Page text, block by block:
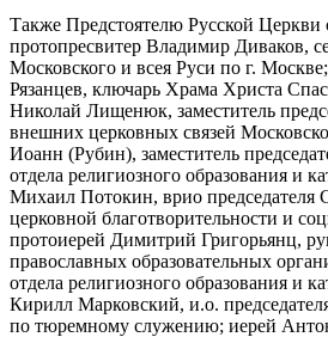
Также Предстоятелю Русской Церкви
протопресвитер Владимир Диваков,
Московского и всея Руси по г.
Рязанцев, ключарь Храма Христа
Николай Лищенюк, заместитель
внешних церковных связей
Иоанн (Рубин), заместитель
отдела религиозного образования и
Михаил Потокин, врио председателя
церковной благотворительности и
протоиерей Димитрий Григорьянц,
православных образовательных
отдела религиозного образования и
Кирилл Марковский, и.о.
по тюремному служению; иерей